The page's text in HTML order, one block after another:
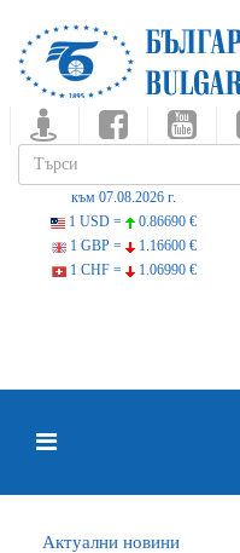
към 07.08.2026 г.
1 USD =
0.86690 €
1 GBP =
1.16600 €
1 CHF =
1.06990 €
Актуални новини